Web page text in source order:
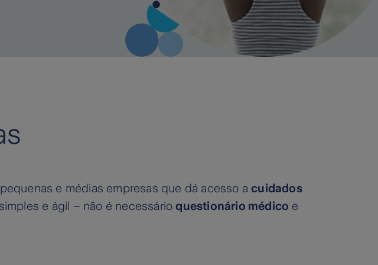
e médias empresas que dá acesso acuidados
e ágil – não é necessárioquestionário médico e